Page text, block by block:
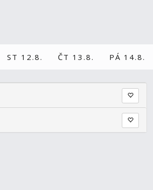
ST 12.8. ČT 13.8. PÁ 14.8.